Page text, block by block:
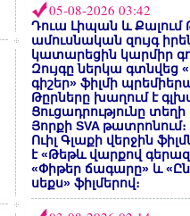
05-08-2026 03:42
Դուա Լիպան և Քալում
ամուսնական զույգ
կատարեցին կարմիր
Զույգը ներկա գտնվեց
գիշեր» ֆիլմի
Թըրները խաղում է
Ցուցադրությունը տեղի
Յորքի SVA
Ուիլ Գլաքի վերջին
է «Թեթև վարքով
«Փիթեր ճագարը» և
սեքս» ֆիլմերով։